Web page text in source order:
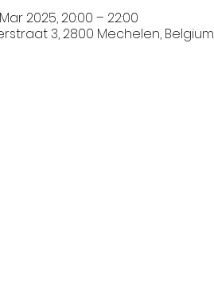
2025, 20:00 – 22:00
3, 2800 Mechelen, Belgium